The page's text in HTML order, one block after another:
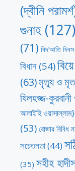
(দ্বীনি
গুনাহ(127)
(71) বিদ’আতি
বিধান(54)
(63)মৃত্যু ও মৃত
যিলহজ্জ-
আলাইহি ওয়াসাল্লাম}
(53) রোজার বিবিধ
সচেতনতা(44)
(35) সহীহ